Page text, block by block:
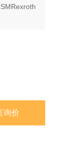
先导控制
询价